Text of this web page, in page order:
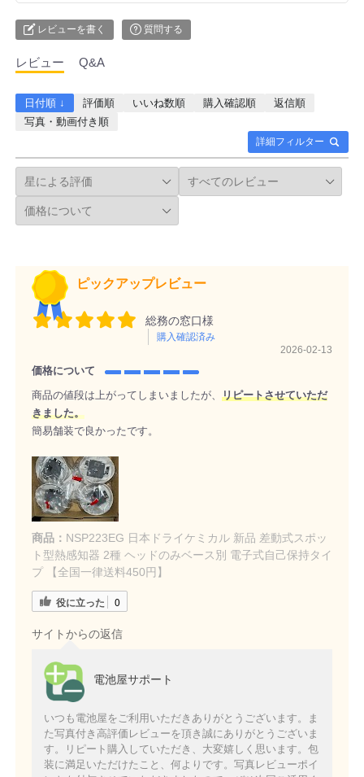
レビューを書く 質問する
レビュー Q&A
詳細フィルター
日付順 ↓ 評価順 いいね数順 購入確認順
返信順
写真・動画付き順
ピックアップレビュー
総務の窓口様
購入確認済み
2026-02-13
価格について
商品の値段は上がってしまいましたが、 リピートさせていただ
きました。
簡易舗装で良かったです。
商品： NSP223EG 日本ドライケミカル 新品 差動式スポッ
ト型熱感知器 2種 ヘッドのみベース別 電子式自己保持タイ
プ 【全国一律送料450円】
役に立った 0
サイトからの返信
電池屋サポート
いつも電池屋をご利用いただきありがとうございます。ま
た写真付き高評価レビューを頂き誠にありがとうございま
す。リピート購入していただき、大変嬉しく思います。包
装に満足いただけたこと、何よりです。写真レビューポイ